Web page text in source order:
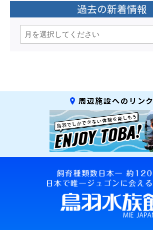
過去の新着情報
周辺施設へのリンク